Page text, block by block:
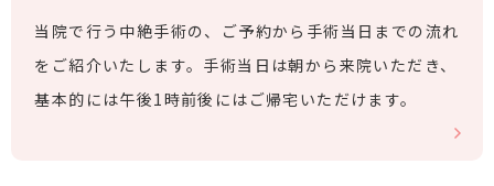
当院で行う中絶手術の、ご予約から手術当日までの流れ
をご紹介いたします。手術当日は朝から来院いただき、
基本的には午後1時前後にはご帰宅いただけます。